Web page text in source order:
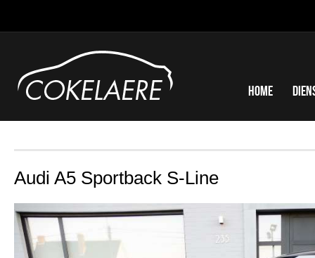
Home
Audi A5 Sportback S-Line